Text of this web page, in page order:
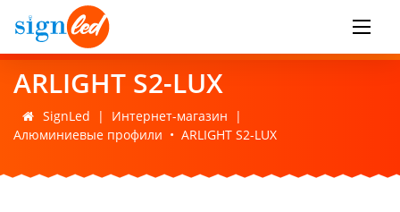
ARLIGHT S2-LUX
SignLed | Интернет-магазин
|
Алюминиевые профили • ARLIGHT S2-LUX